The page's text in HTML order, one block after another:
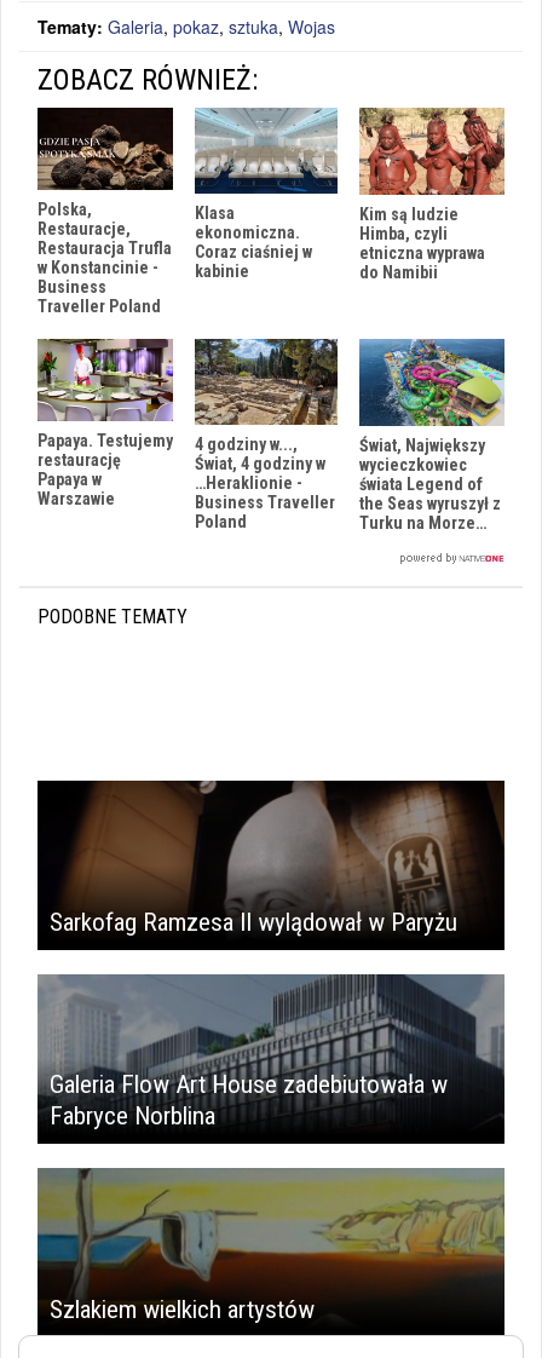
Tematy: Galeria, pokaz, sztuka, Wojas
ZOBACZ RÓWNIEŻ:
Polska,
Restauracje,
Restauracja Trufla
w Konstancinie -
Business
Traveller Poland
Klasa
ekonomiczna.
Coraz ciaśniej w
kabinie
Kim są ludzie
Himba, czyli
etniczna wyprawa
do Namibii
Papaya. Testujemy
restaurację
Papaya w
Warszawie
4 godziny w...,
Świat, 4 godziny w
…Heraklionie -
Business Traveller
Poland
Świat, Największy
wycieczkowiec
świata Legend of
the Seas wyruszył z
Turku na Morze…
PODOBNE TEMATY
Sarkofag Ramzesa II wylądował w Paryżu
Galeria Flow Art House zadebiutowała w
Fabryce Norblina
Szlakiem wielkich artystów